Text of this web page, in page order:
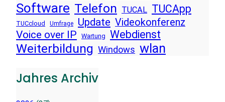
Software Telefon TUCAL TUCApp
TUCcloud Umfrage Update Videokonferenz
Voice over IP Wartung Webdienst
Weiterbildung Windows wlan
Jahres Archiv